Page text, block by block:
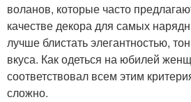
воланов, которые часто
качестве декора для самых
лучше блистать элегантностью,
вкуса. Как одеться на юбилей
соответствовал всем этим
сложно.